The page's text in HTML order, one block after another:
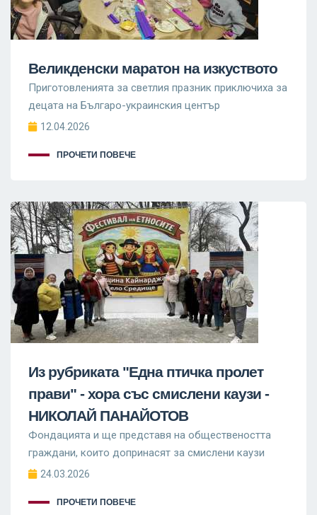
Великденски маратон на изкуството
Приготовленията за светлия празник приключиха за
децата на Българо-украинския център
12.04.2026
ПРОЧЕТИ ПОВЕЧЕ
Из рубриката "Една птичка пролет
прави" - хора със смислени каузи -
НИКОЛАЙ ПАНАЙОТОВ
Фондацията и ще представя на обществеността
граждани, които допринасят за смислени каузи
24.03.2026
ПРОЧЕТИ ПОВЕЧЕ